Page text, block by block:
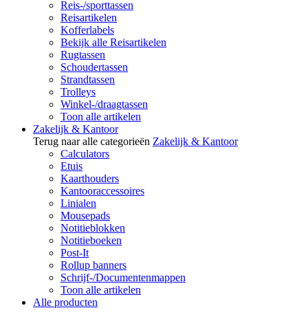
Reis-/sporttassen
Reisartikelen
Kofferlabels
Bekijk alle Reisartikelen
Rugtassen
Schoudertassen
Strandtassen
Trolleys
Winkel-/draagtassen
Toon alle artikelen
Zakelijk & Kantoor
Terug naar alle categorieën Zakelijk & Kantoor
Calculators
Etuis
Kaarthouders
Kantooraccessoires
Linialen
Mousepads
Notitieblokken
Notitieboeken
Post-It
Rollup banners
Schrijf-/Documentenmappen
Toon alle artikelen
Alle producten